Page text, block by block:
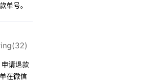
单号。
申请退款
在微信